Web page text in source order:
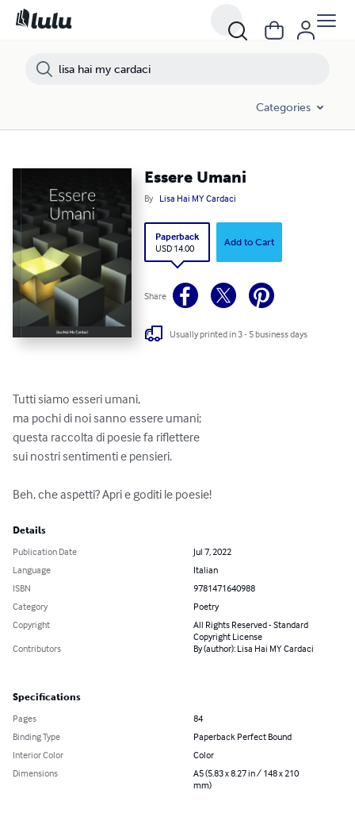
Categories
Essere Umani
By Lisa Hai MY Cardaci
Paperback
USD 14.00
Add to Cart
Share
Usually printed in 3 - 5 business days
Tutti siamo esseri umani,
ma pochi di noi sanno essere umani;
questa raccolta di poesie fa riflettere
sui nostri sentimenti e pensieri.
Beh, che aspetti? Apri e goditi le poesie!
Details
Publication Date
Jul 7, 2022
Language
Italian
ISBN
9781471640988
Category
Poetry
Copyright
All Rights Reserved - Standard
Copyright License
Contributors
By (author): Lisa Hai MY Cardaci
Specifications
Pages
84
Binding Type
Paperback Perfect Bound
Interior Color
Color
Dimensions
A5 (5.83 x 8.27 in / 148 x 210
mm)